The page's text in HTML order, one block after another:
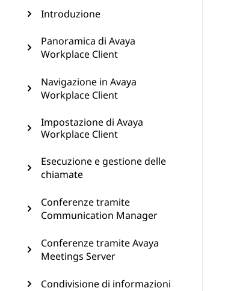
Introduzione
Panoramica di Avaya
Workplace Client
Navigazione in Avaya
Workplace Client
Impostazione di Avaya
Workplace Client
Esecuzione e gestione delle
chiamate
Conferenze tramite
Communication Manager
Conferenze tramite Avaya
Meetings Server
Condivisione di informazioni